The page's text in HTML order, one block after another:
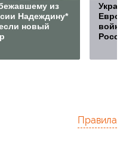
из
Надеждину*
новый
Правила